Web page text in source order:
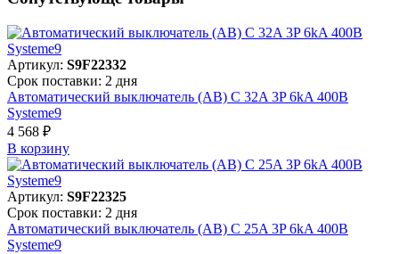
Артикул: S9F22332
Срок поставки: 2 дня
Автоматический выключатель (АВ) C 32A 3P 6kA 400В
Systeme9
4 568 ₽
В корзинy
Артикул: S9F22325
Срок поставки: 2 дня
Автоматический выключатель (АВ) C 25A 3P 6kA 400В
Systeme9